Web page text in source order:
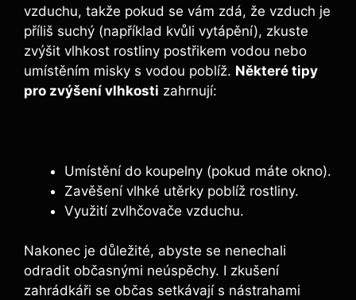
vzduchu, takže pokud se vám⁤ zdá, že vzduch je
příliš suchý (například kvůli vytápění), zkuste
zvýšit vlhkost rostliny postřikem vodou nebo⁤
umístěním misky s vodou poblíž. Některé tipy
pro zvýšení vlhkosti zahrnují:
Umístění do koupelny (pokud‍ máte okno).
Zavěšení vlhké utěrky poblíž rostliny.
Využití zvlhčovače ‍vzduchu.
Nakonec je důležité, abyste se nenechali
odradit občasnými neúspěchy. ⁤I zkušení
zahrádkáři se ⁢občas setkávají s nástrahami